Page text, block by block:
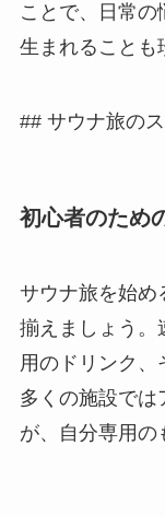
ことで、日常
生まれることも
## サウナ旅の
初心者のため
サウナ旅を始め
揃えましょう。
用のドリンク、
多くの施設では
が、自分専用の